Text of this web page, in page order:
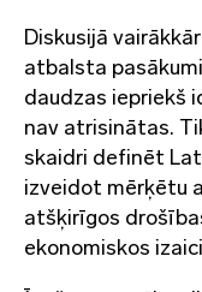
Diskusijā
atbalsta
daudzas iepriekš
nav atrisinātas.
skaidri definēt
izveidot mērķētu
atšķirīgos
ekonomiskos